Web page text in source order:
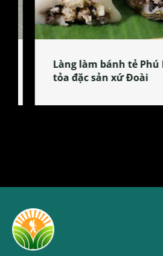
Làng làm bánh tẻ Phú
tỏa đặc sản xứ Đoài